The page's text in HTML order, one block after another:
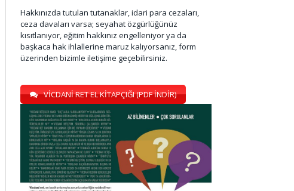
Hakkınızda tutulan tutanaklar, idari para cezaları,
ceza davaları varsa; seyahat özgürlüğünüz
kısıtlanıyor, eğitim hakkınız engelleniyor ya da
başkaca hak ihlallerine maruz kalıyorsanız, form
üzerinden bizimle iletişime geçebilirsiniz.
VİCDANİ RET EL KİTAPÇIĞI (PDF İNDİR)